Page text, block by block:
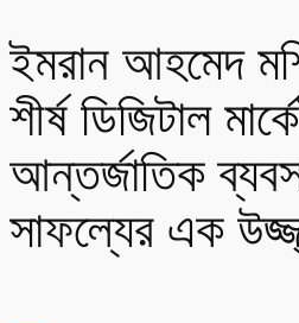
ইমরান আহমেদ
শীর্ষ ডিজিটাল
আন্তর্জাতিক
সাফল্যের এক